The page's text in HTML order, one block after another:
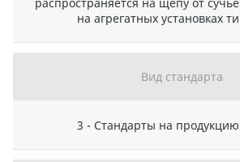
распространяется на щепу от
на агрегатных установках
Вид стандарта
3 - Стандарты на продукцию